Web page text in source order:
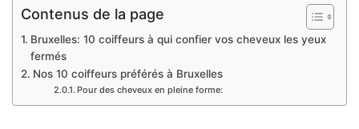
Contenus de la page
Bruxelles: 10 coiffeurs à qui confier vos cheveux les yeux
fermés
Nos 10 coiffeurs préférés à Bruxelles
Pour des cheveux en pleine forme: